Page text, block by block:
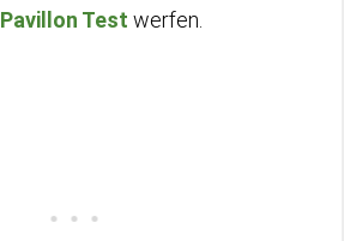
Pavillon Test werfen.